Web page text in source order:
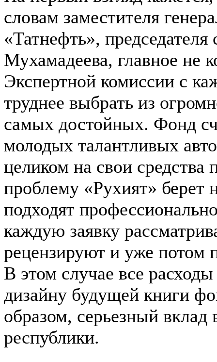
словам заместителя
«Татнефть»,
Мухамадеева, главное не
Экспертной комиссии с
труднее выбрать из
самых достойных. Фонд
молодых талантливых
целиком на свои
проблему «Рухият» берет
подходят
каждую заявку
рецензируют и уже потом
В этом случае все
дизайну будущей книги
образом, серьезный
республики.